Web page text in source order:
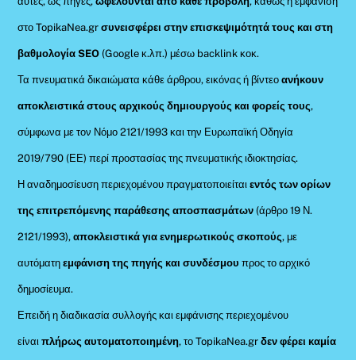
στο TopikaNea.gr συνεισφέρει στην επισκεψιμότητά τους και στη
βαθμολογία SEO (Google κ.λπ.) μέσω backlink κοκ.
Τα πνευματικά δικαιώματα κάθε άρθρου, εικόνας ή βίντεοανήκουν
αποκλειστικά στους αρχικούς δημιουργούς και φορείς τους,
σύμφωνα με τον Νόμο 2121/1993 και την Ευρωπαϊκή Οδηγία
2019/790 (ΕΕ) περί προστασίας της πνευματικής ιδιοκτησίας.
Η αναδημοσίευση περιεχομένου πραγματοποιείταιεντός των ορίων
της επιτρεπόμενης παράθεσης αποσπασμάτων (άρθρο 19 Ν.
2121/1993), αποκλειστικά για ενημερωτικούς σκοπούς, με
αυτόματηεμφάνιση της πηγής και συνδέσμου προς το αρχικό
δημοσίευμα.
Επειδή η διαδικασία συλλογής και εμφάνισης περιεχομένου
είναιπλήρως αυτοματοποιημένη, το TopikaNea.grδεν φέρει καμία